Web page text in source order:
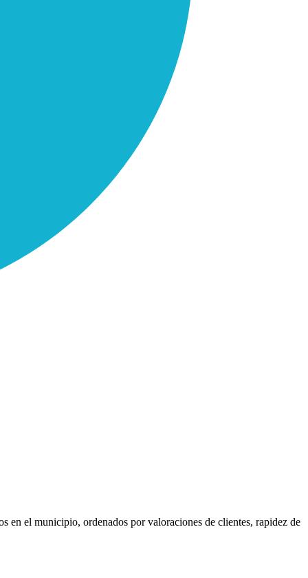
en el municipio, ordenados por valoraciones de clientes, rapidez de